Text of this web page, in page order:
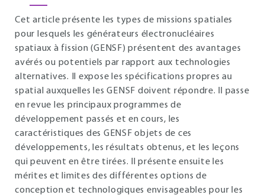
Cet article présente les types de missions spatiales
pour lesquels les générateurs électronucléaires
spatiaux à fission (GENSF) présentent des avantages
avérés ou potentiels par rapport aux technologies
alternatives. Il expose les spécifications propres au
spatial auxquelles les GENSF doivent répondre. Il passe
en revue les principaux programmes de
développement passés et en cours, les
caractéristiques des GENSF objets de ces
développements, les résultats obtenus, et les leçons
qui peuvent en être tirées. Il présente ensuite les
mérites et limites des différentes options de
conception et technologiques envisageables pour les